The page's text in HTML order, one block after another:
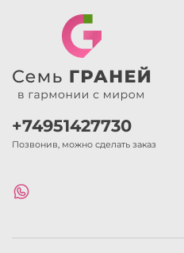
+74951427730
Позвонив, можно сделать заказ